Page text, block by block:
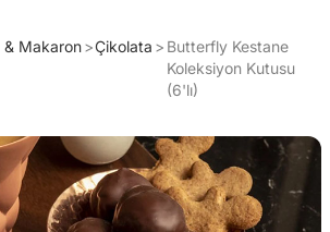
& Makaron Çikolata
Butterfly Kestane
Koleksiyon Kutusu
(6'lı)